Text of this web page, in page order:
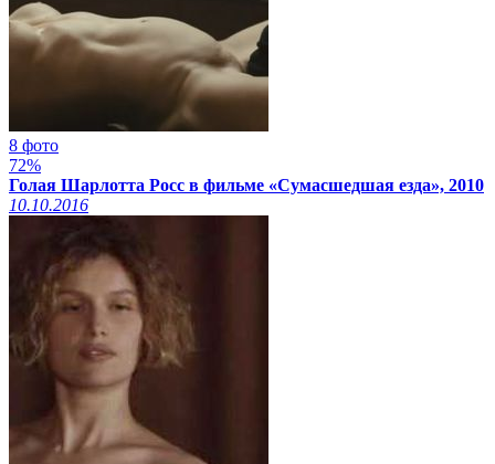
8 фото
72%
Голая Шарлотта Росс в фильме «Сумасшедшая езда», 2010
10.10.2016